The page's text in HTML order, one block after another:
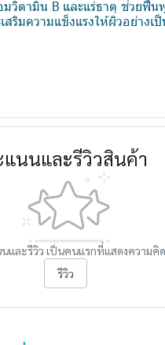
มวิตามิน B และแร่ธาตุ ช่วยฟื้น
สริมความแข็งแรงให้ผิวอย่างเ
แนนและรีวิวสินค้า
และรีวิว เป็นคนแรกที่แสดงความคิ
รีวิว